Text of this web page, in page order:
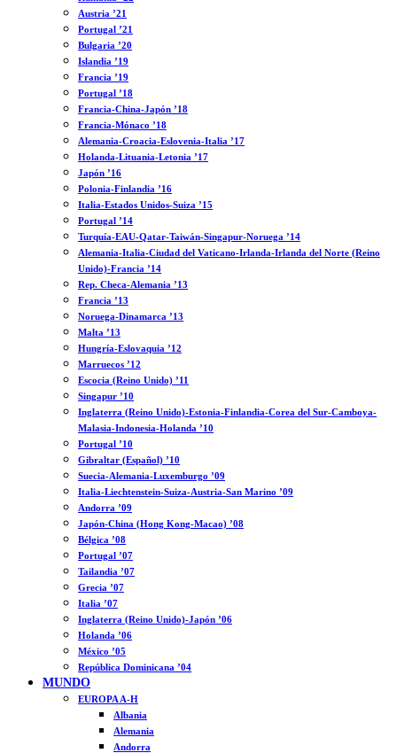
Austria ’21
Portugal ’21
Bulgaria ’20
Islandia ’19
Francia ’19
Portugal ’18
Francia-China-Japón ’18
Francia-Mónaco ’18
Alemania-Croacia-Eslovenia-Italia ’17
Holanda-Lituania-Letonia ’17
Japón ’16
Polonia-Finlandia ’16
Italia-Estados Unidos-Suiza ’15
Portugal ’14
Turquía-EAU-Qatar-Taiwán-Singapur-Noruega ’14
Alemania-Italia-Ciudad del Vaticano-Irlanda-Irlanda del Norte (Reino
Unido)-Francia ’14
Rep. Checa-Alemania ’13
Francia ’13
Noruega-Dinamarca ’13
Malta ’13
Hungría-Eslovaquia ’12
Marruecos ’12
Escocia (Reino Unido) ’11
Singapur ’10
Inglaterra (Reino Unido)-Estonia-Finlandia-Corea del Sur-Camboya-
Malasia-Indonesia-Holanda ’10
Portugal ’10
Gibraltar (Español) ’10
Suecia-Alemania-Luxemburgo ’09
Italia-Liechtenstein-Suiza-Austria-San Marino ’09
Andorra ’09
Japón-China (Hong Kong-Macao) ’08
Bélgica ’08
Portugal ’07
Tailandia ’07
Grecia ’07
Italia ’07
Inglaterra (Reino Unido)-Japón ’06
Holanda ’06
México ’05
República Dominicana ’04
MUNDO
EUROPA A-H
Albania
Alemania
Andorra